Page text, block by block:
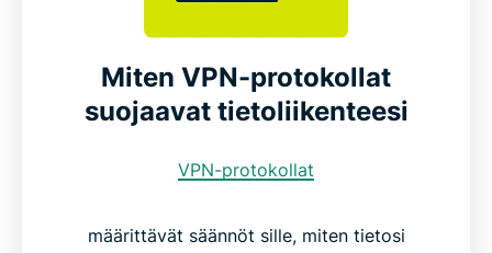
Miten VPN-protokollat
suojaavat tietoliikenteesi
VPN-protokollat
määrittävät säännöt sille, miten tietosi